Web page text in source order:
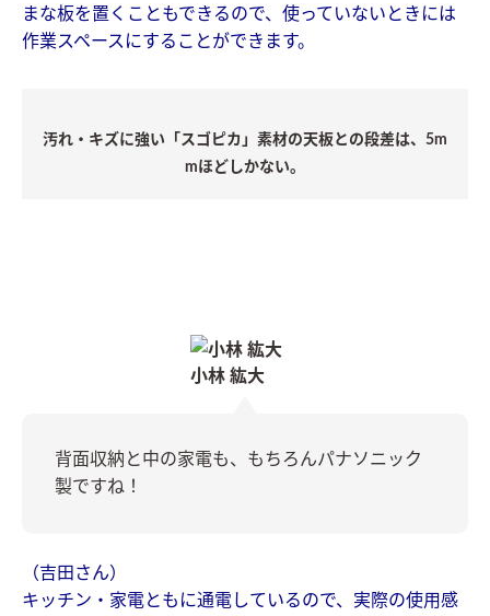
まな板を置くこともできるので、使っていないときには
作業スペースにすることができます。
汚れ・キズに強い「スゴピカ」素材の天板との段差は、5m
mほどしかない。
小林 紘大
背面収納と中の家電も、もちろんパナソニック
製ですね！
（吉田さん）
キッチン・家電ともに通電しているので、実際の使用感